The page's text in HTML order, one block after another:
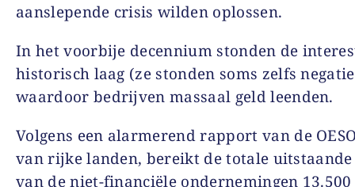
aanslepende crisis wilden oplossen.
In het voorbije decennium stonden de
historisch laag (ze stonden soms zelfs
waardoor bedrijven massaal geld leenden.
Volgens een alarmerend rapport van de
van rijke landen, bereikt de totale
van de niet-financiële ondernemingen